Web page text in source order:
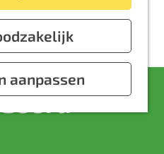
aanpassen